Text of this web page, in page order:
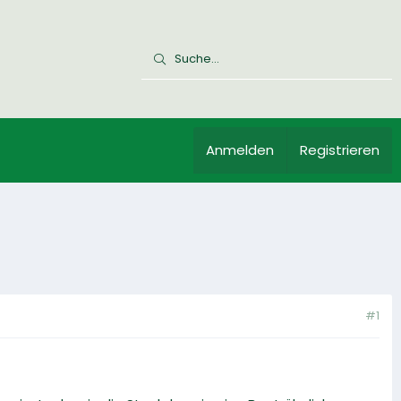
Anmelden Registrieren
#1